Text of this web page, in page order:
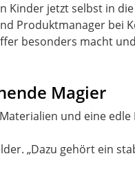
Kinder jetzt selbst in
Produktmanager bei
besonders macht
Magier
und eine
„Dazu gehört ein